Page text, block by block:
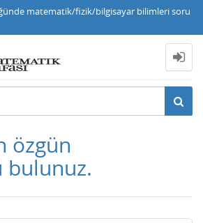
matematik/fizik/bilgisayar bilimleri soru
özgün
bulunuz.